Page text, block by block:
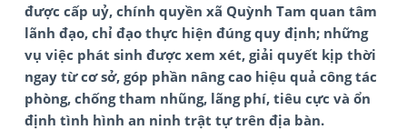
được cấp uỷ, chính quyền xã Quỳnh Tam quan tâm
lãnh đạo, chỉ đạo thực hiện đúng quy định; những
vụ việc phát sinh được xem xét, giải quyết kịp thời
ngay từ cơ sở, góp phần nâng cao hiệu quả công tác
phòng, chống tham nhũng, lãng phí, tiêu cực và ổn
định tình hình an ninh trật tự trên địa bàn.